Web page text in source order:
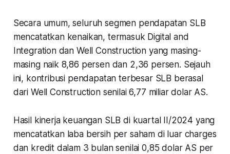
Secara umum, seluruh segmen pendapatan SLB
mencatatkan kenaikan, termasuk Digital and
Integration dan Well Construction yang masing-
masing naik 8,86 persen dan 2,36 persen. Sejauh
ini, kontribusi pendapatan terbesar SLB berasal
dari Well Construction senilai 6,77 miliar dolar AS.
Hasil kinerja keuangan SLB di kuartal II/2024 yang
mencatatkan laba bersih per saham di luar charges
dan kredit dalam 3 bulan senilai 0,85 dolar AS per